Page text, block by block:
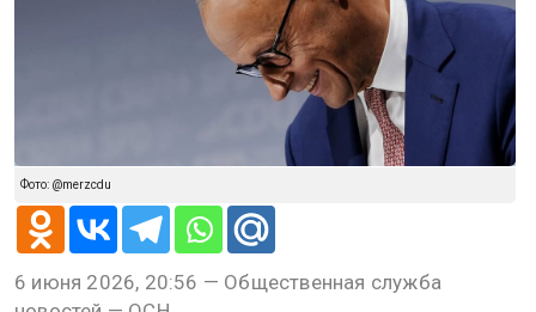
Фото: @merzcdu
6 июня 2026, 20:56 — Общественная служба